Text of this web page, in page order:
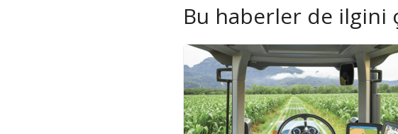
Bu haberler de ilgini